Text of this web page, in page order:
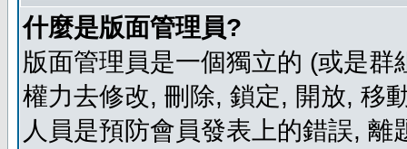
什麼是版面管理員?
版面管理員是一個獨立的 (或是
權力去修改, 刪除, 鎖定, 開放, 移
人員是預防會員發表上的錯誤, 離